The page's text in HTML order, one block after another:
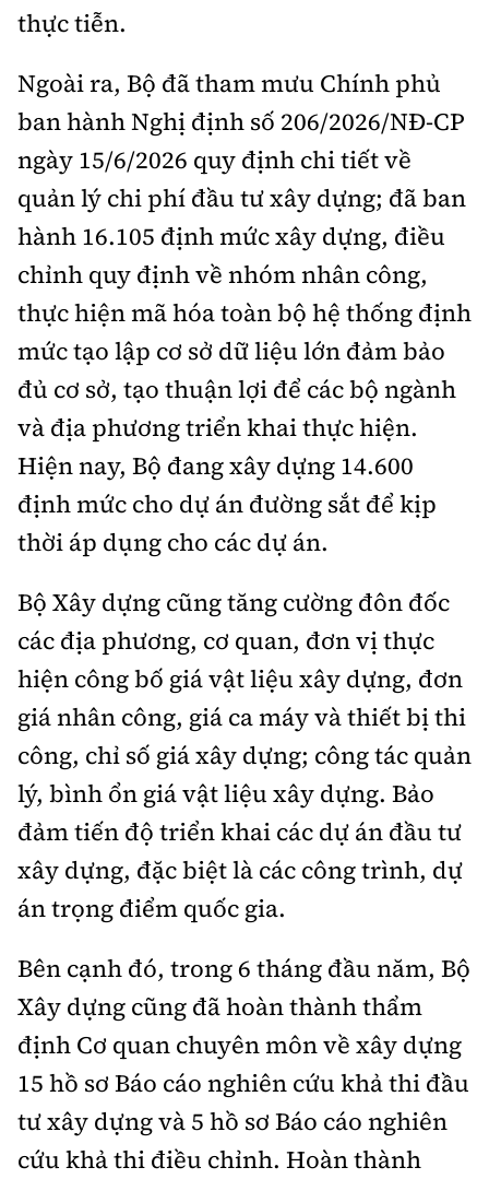
thực tiễn.
Ngoài ra, Bộ đã tham mưu Chính phủ
ban hành Nghị định số 206/2026/NĐ-CP
ngày 15/6/2026 quy định chi tiết về
quản lý chi phí đầu tư xây dựng; đã ban
hành 16.105 định mức xây dựng, điều
chỉnh quy định về nhóm nhân công,
thực hiện mã hóa toàn bộ hệ thống định
mức tạo lập cơ sở dữ liệu lớn đảm bảo
đủ cơ sở, tạo thuận lợi để các bộ ngành
và địa phương triển khai thực hiện.
Hiện nay, Bộ đang xây dựng 14.600
định mức cho dự án đường sắt để kịp
thời áp dụng cho các dự án.
Bộ Xây dựng cũng tăng cường đôn đốc
các địa phương, cơ quan, đơn vị thực
hiện công bố giá vật liệu xây dựng, đơn
giá nhân công, giá ca máy và thiết bị thi
công, chỉ số giá xây dựng; công tác quản
lý, bình ổn giá vật liệu xây dựng. Bảo
đảm tiến độ triển khai các dự án đầu tư
xây dựng, đặc biệt là các công trình, dự
án trọng điểm quốc gia.
Bên cạnh đó, trong 6 tháng đầu năm, Bộ
Xây dựng cũng đã hoàn thành thẩm
định Cơ quan chuyên môn về xây dựng
15 hồ sơ Báo cáo nghiên cứu khả thi đầu
tư xây dựng và 5 hồ sơ Báo cáo nghiên
cứu khả thi điều chỉnh. Hoàn thành